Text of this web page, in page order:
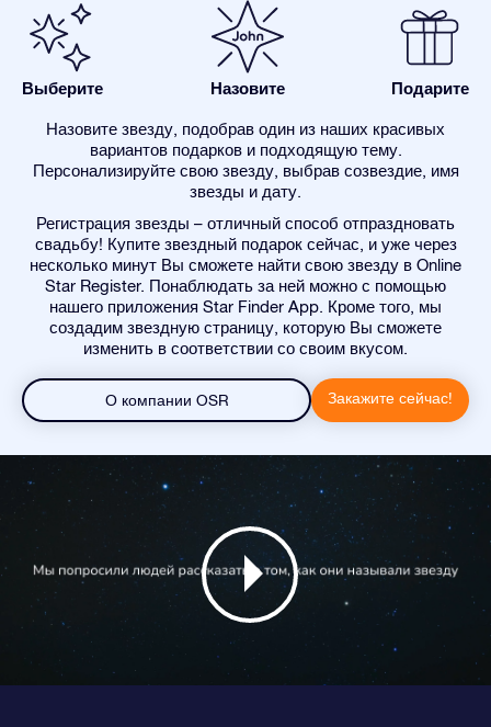
Выберите Назовите Подарите
Назовите звезду, подобрав один из наших красивых
вариантов подарков и подходящую тему.
Персонализируйте свою звезду, выбрав созвездие, имя
звезды и дату.
Регистрация звезды – отличный способ отпраздновать
свадьбу! Купите звездный подарок сейчас, и уже через
несколько минут Вы сможете найти свою звезду в Online
Star Register. Понаблюдать за ней можно с помощью
нашего приложения Star Finder App. Кроме того, мы
создадим звездную страницу, которую Вы сможете
изменить в соответствии со своим вкусом.
О компании OSR Закажите сейчас!